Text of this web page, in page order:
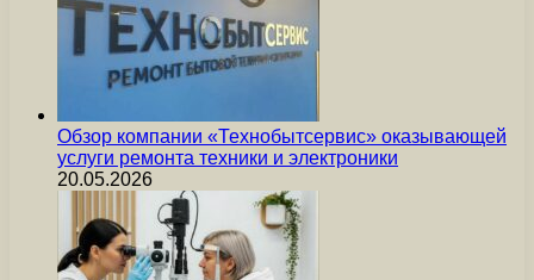
Обзор компании «Технобытсервис» оказывающей
услуги ремонта техники и электроники
20.05.2026